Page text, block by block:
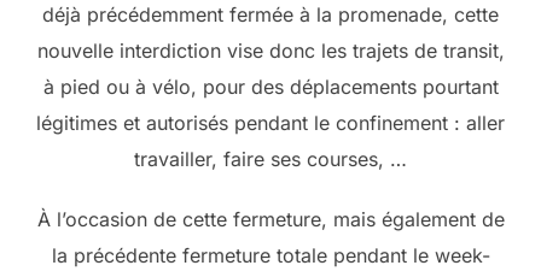
déjà précédemment fermée à la promenade, cette
nouvelle interdiction vise donc les trajets de transit,
à pied ou à vélo, pour des déplacements pourtant
légitimes et autorisés pendant le confinement : aller
travailler, faire ses courses, …
À l’occasion de cette fermeture, mais également de
la précédente fermeture totale pendant le week-